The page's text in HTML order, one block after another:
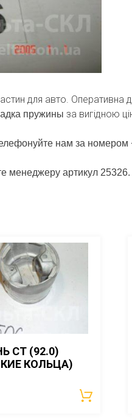
для авто.
пружины за вигідною
нам за
менеджеру артикул 25326.
СТ (92.0)
КОЛЬЦА)